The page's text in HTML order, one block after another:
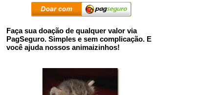
Faça sua doação de qualquer valor via
PagSeguro. Simples e sem complicação. E
você ajuda nossos animaizinhos!